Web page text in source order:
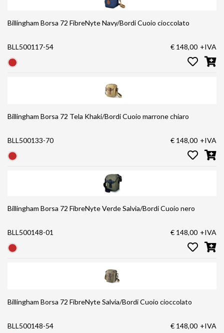
Billingham Borsa 72 FibreNyte Navy/Bordi Cuoio cioccolato
BLL500117-54 € 148,00 +IVA
Billingham Borsa 72 Tela Khaki/Bordi Cuoio marrone chiaro
BLL500133-70 € 148,00 +IVA
Billingham Borsa 72 FibreNyte Verde Salvia/Bordi Cuoio nero
BLL500148-01 € 148,00 +IVA
Billingham Borsa 72 FibreNyte Salvia/Bordi Cuoio cioccolato
BLL500148-54 € 148,00 +IVA